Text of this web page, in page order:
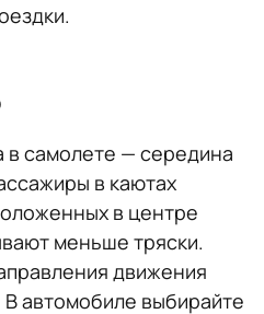
в самолете — середина
в каютах
в центре
меньше тряски.
движения
автомобиле выбирайте